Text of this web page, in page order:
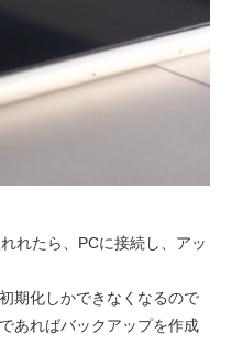
れたら、PCに接続し、アッ
期化しかできなくなるので
あればバックアップを作成